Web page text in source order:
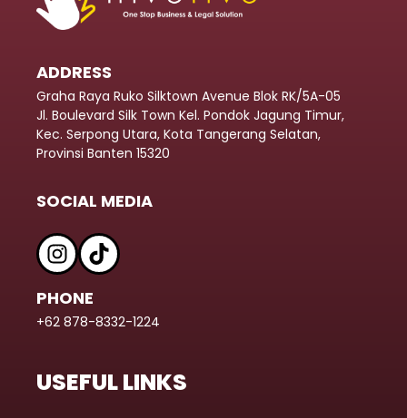
ADDRESS
Graha Raya Ruko Silktown Avenue Blok RK/5A-05
Jl. Boulevard Silk Town Kel. Pondok Jagung Timur,
Kec. Serpong Utara, Kota Tangerang Selatan,
Provinsi Banten 15320
SOCIAL MEDIA
PHONE
+62 878-8332-1224
USEFUL LINKS